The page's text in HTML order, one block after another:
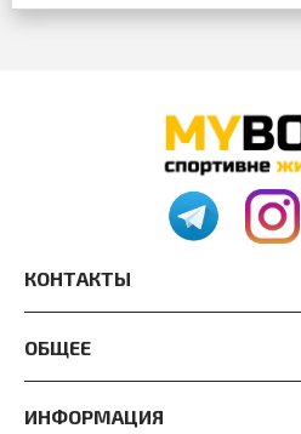
КОНТАКТЫ
ОБЩЕЕ
ИНФОРМАЦИЯ